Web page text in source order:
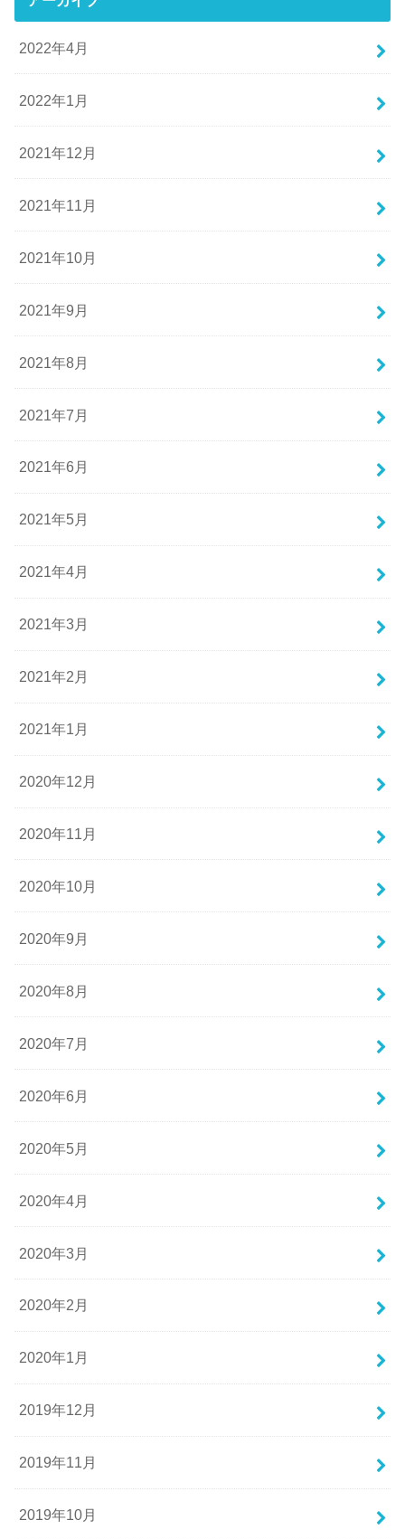
2022年4月
2022年1月
2021年12月
2021年11月
2021年10月
2021年9月
2021年8月
2021年7月
2021年6月
2021年5月
2021年4月
2021年3月
2021年2月
2021年1月
2020年12月
2020年11月
2020年10月
2020年9月
2020年8月
2020年7月
2020年6月
2020年5月
2020年4月
2020年3月
2020年2月
2020年1月
2019年12月
2019年11月
2019年10月